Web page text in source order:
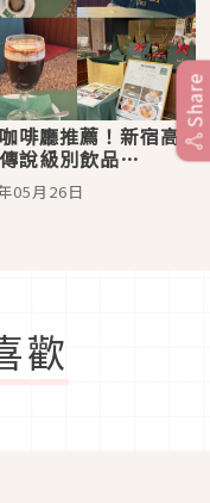
啡廳推薦！新宿高
說級別飲品
：義大利杜林百年
味元首級甜點任你
05月26日
歡
Share